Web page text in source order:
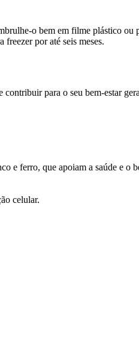
o bem em filme plástico
por até seis meses.
para o seu bem-estar
e ferro, que apoiam a saúde e o
celular.